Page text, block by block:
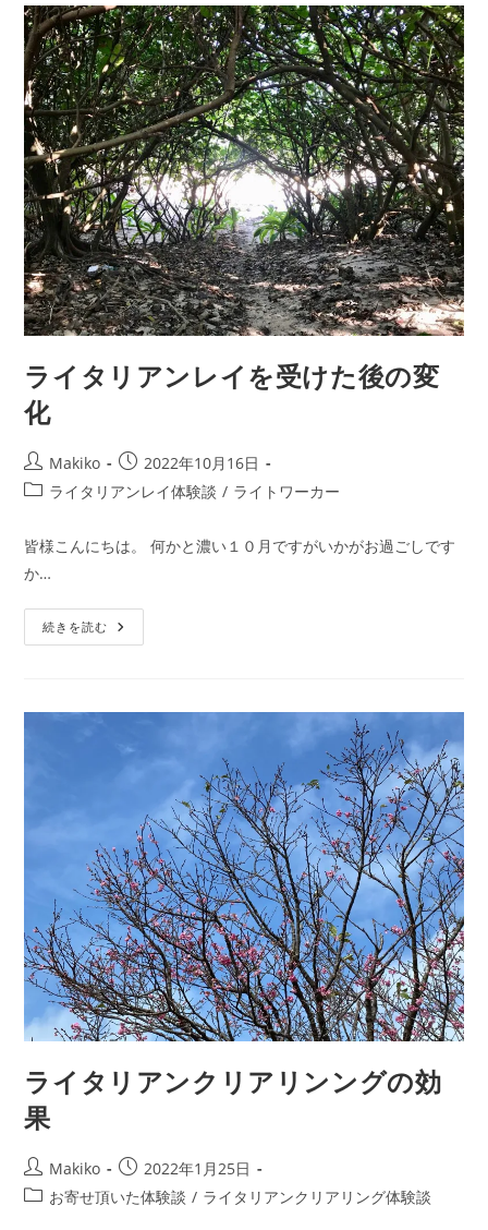
ン
プ
ラ
ン
ト
除
去
セ
ッ
シ
ョ
ン
ご
感
想
ライタリアンレイを受けた後の変
化
投
稿
Makiko
投
稿
日:
2022年10月16日
投
カ
テ
ゴ
リ
ー:
ライタリアンレイ体験談 / ライトワーカー
皆様こんにちは。 何かと濃い１０月ですがいかがお過ごしです
か…
続きを読む ラ
イ
レ
化
ライタリアンクリアリンングの効
果
投
稿
Makiko
投
稿
2022年1月25日
投 お寄せ頂いた体験談 / ライタリアンクリアリング体験談